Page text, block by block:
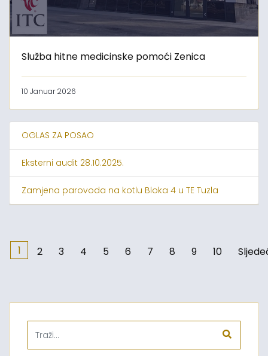
Služba hitne medicinske pomoći Zenica
10 Januar 2026
OGLAS ZA POSAO
Eksterni audit 28.10.2025.
Zamjena parovoda na kotlu Bloka 4 u TE Tuzla
1 2 3 4 5 6 7 8 9 10